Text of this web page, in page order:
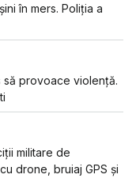
în mers. Poliția a
să provoace violență.
militare de
drone, bruiaj GPS și